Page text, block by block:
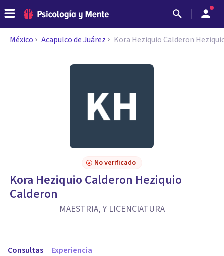
México Acapulco de Juárez Kora Heziquio Calderon
No verificado
Kora Heziquio Calderon Heziquio
Calderon
MAESTRIA, Y LICENCIATURA
Consultas Experiencia